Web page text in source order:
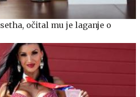
očital mu je laganje o